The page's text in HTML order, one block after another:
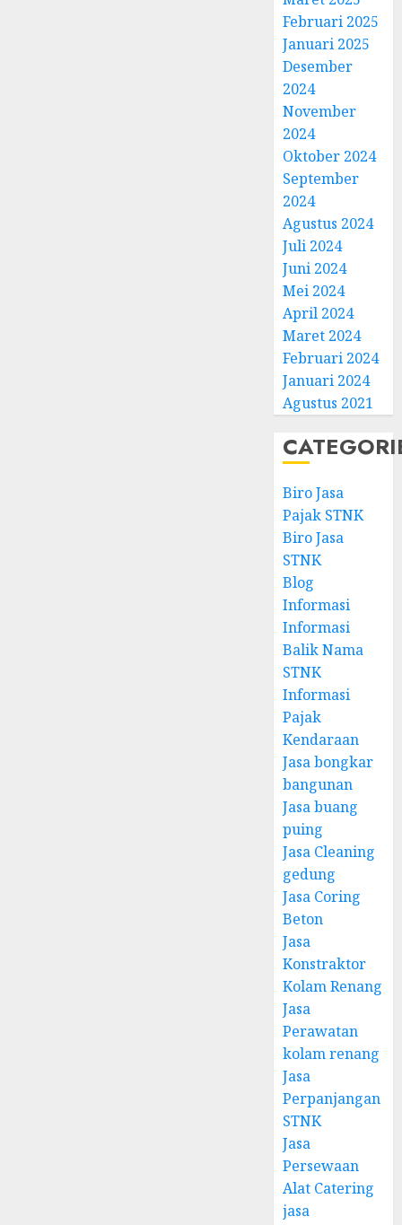
Februari 2025
Januari 2025
Desember
2024
November
2024
Oktober 2024
September
2024
Agustus 2024
Juli 2024
Juni 2024
Mei 2024
April 2024
Maret 2024
Februari 2024
Januari 2024
Agustus 2021
Biro Jasa
Pajak STNK
Biro Jasa
STNK
Blog
Informasi
Informasi
Balik Nama
STNK
Informasi
Pajak
Kendaraan
Jasa bongkar
bangunan
Jasa buang
puing
Jasa Cleaning
gedung
Jasa Coring
Beton
Jasa
Konstraktor
Kolam Renang
Jasa
Perawatan
kolam renang
Jasa
Perpanjangan
STNK
Jasa
Persewaan
Alat Catering
jasa